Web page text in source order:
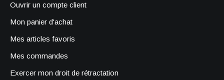
Ouvrir un compte client
Mon panier d'achat
Mes articles favoris
Mes commandes
Exercer mon droit de rétractation